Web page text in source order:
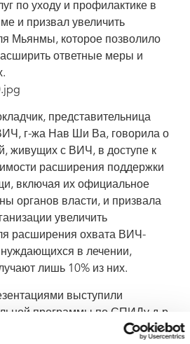
по уходу и профилактике в
и призвал увеличить
Мьянмы, которое позволило
ответные меры и
представительница
г-жа Нав Ши Ва, говорила о
живущих с ВИЧ, в доступе к
расширения поддержки
включая их официальное
органов власти, и призвала
увеличить
расширения охвата ВИЧ-
в лечении,
лишь 10% из них.
выступили
программы по СПИДу д-р
из Центра «Восток-Запад»